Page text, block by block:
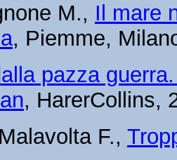
M., Il mare
, Piemme,
pazza
, HarerCollins,
F.,